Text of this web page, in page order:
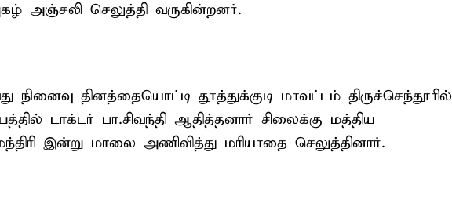
அஞ்சலி செலுத்தி வருகின்றனர்.
நினைவு தினத்தையொட்டி தூத்துக்குடி மாவட்டம் திருச்செந்தூரில்
டாக்டர் பா.சிவந்தி ஆதித்தனார் சிலைக்கு மத்திய
மந்திரி இன்று மாலை அணிவித்து மரியாதை செலுத்தினார்.